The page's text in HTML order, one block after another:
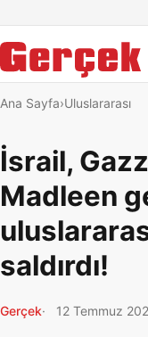
Ana Sayfa Uluslararası
İsrail,
Madleen
saldırdı!
Gerçek 12 Temmuz